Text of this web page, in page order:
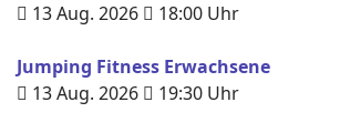
13 Aug. 2026
18:00 Uhr
Jumping Fitness Erwachsene
13 Aug. 2026
19:30 Uhr